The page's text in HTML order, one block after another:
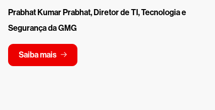
Prabhat Kumar Prabhat, Diretor de TI, Tecnologia e
Segurança da GMG
Saiba mais